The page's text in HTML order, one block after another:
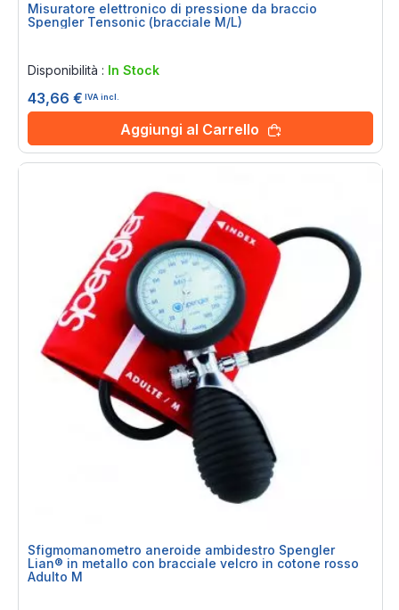
Misuratore elettronico di pressione da braccio
Spengler Tensonic (bracciale M/L)
Disponibilità : In Stock
43,66 € IVA incl.
Aggiungi al Carrello
Sfigmomanometro aneroide ambidestro Spengler
Lian® in metallo con bracciale velcro in cotone rosso
Adulto M